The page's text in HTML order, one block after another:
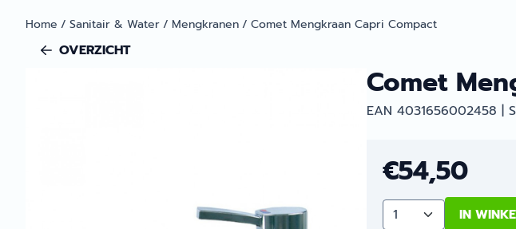
Home / Sanitair & Water/ Mengkranen/ Comet Mengkraan Capri Compact
OVERZICHT
Comet
EAN 4031656002458 |
€54,50
Aantal IN